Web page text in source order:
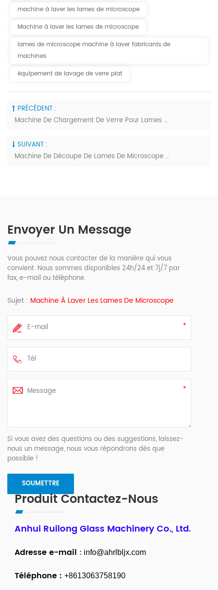
machine à laver les lames de microscope
Machine à laver les lames de microscope
lames de microscope machine à laver fabricants de
machines
équipement de lavage de verre plat
PRÉCÉDENT :
Machine De Chargement De Verre Pour Lames De Microscope
SUIVANT :
Machine De Découpe De Lames De Microscope (semi-Automatique)
Envoyer Un Message
Vous pouvez nous contacter de la manière qui vous
convient. Nous sommes disponibles 24h/24 et 7j/7 par
fax, e-mail ou téléphone.
Sujet : Machine À Laver Les Lames De Microscope
Si vous avez des questions ou des suggestions, laissez-
nous un message, nous vous répondrons dès que
possible !
Produit Contactez-Nous
Anhui Ruilong Glass Machinery Co., Ltd.
Adresse e-mail : info@ahrlbljx.com
Téléphone : +8613063758190